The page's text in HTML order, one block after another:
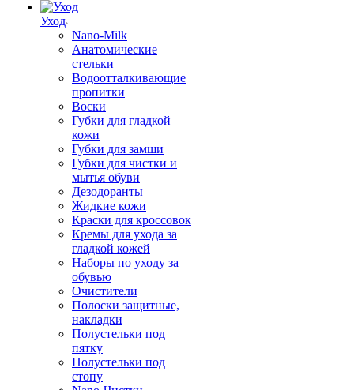
Уход
Nano-Milk
Анатомические
стельки
Водоотталкивающие
пропитки
Воски
Губки для гладкой
кожи
Губки для замши
Губки для чистки и
мытья обуви
Дезодоранты
Жидкие кожи
Краски для кроссовок
Кремы для ухода за
гладкой кожей
Наборы по уходу за
обувью
Очистители
Полоски защитные,
накладки
Полустельки под
пятку
Полустельки под
стопу